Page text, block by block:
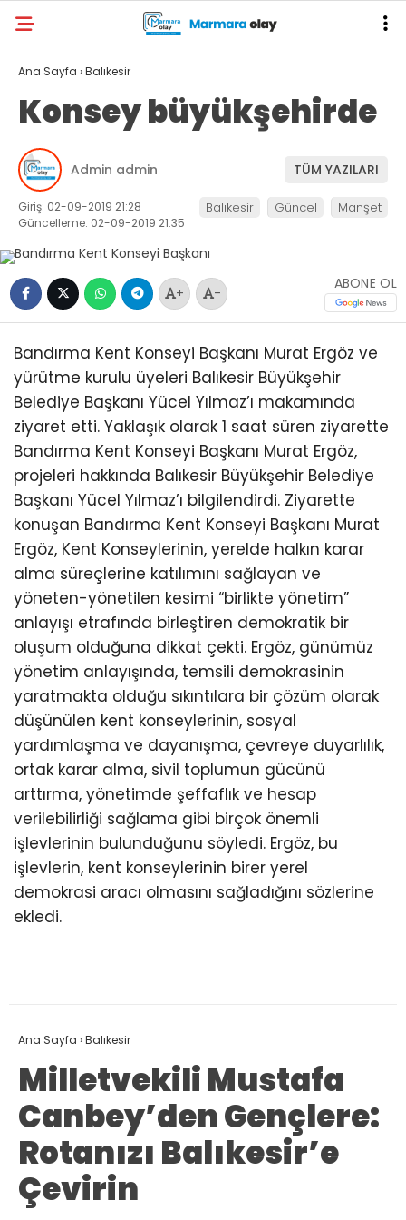
Ana Sayfa ›Balıkesir
Konsey büyükşehirde
Admin admin TÜM YAZILARI
Giriş: 02-09-2019 21:28
Güncelleme: 02-09-2019 21:35
Balıkesir Güncel Manşet
+ -
ABONE OL
Bandırma Kent Konseyi Başkanı Murat Ergöz ve
yürütme kurulu üyeleri Balıkesir Büyükşehir
Belediye Başkanı Yücel Yılmaz’ı makamında
ziyaret etti. Yaklaşık olarak 1 saat süren ziyarette
Bandırma Kent Konseyi Başkanı Murat Ergöz,
projeleri hakkında Balıkesir Büyükşehir Belediye
Başkanı Yücel Yılmaz’ı bilgilendirdi. Ziyarette
konuşan Bandırma Kent Konseyi Başkanı Murat
Ergöz, Kent Konseylerinin, yerelde halkın karar
alma süreçlerine katılımını sağlayan ve
yöneten-yönetilen kesimi “birlikte yönetim”
anlayışı etrafında birleştiren demokratik bir
oluşum olduğuna dikkat çekti. Ergöz, günümüz
yönetim anlayışında, temsili demokrasinin
yaratmakta olduğu sıkıntılara bir çözüm olarak
düşünülen kent konseylerinin, sosyal
yardımlaşma ve dayanışma, çevreye duyarlılık,
ortak karar alma, sivil toplumun gücünü
arttırma, yönetimde şeffaflık ve hesap
verilebilirliği sağlama gibi birçok önemli
işlevlerinin bulunduğunu söyledi. Ergöz, bu
işlevlerin, kent konseylerinin birer yerel
demokrasi aracı olmasını sağladığını sözlerine
ekledi.
Ana Sayfa ›Balıkesir
Milletvekili Mustafa
Canbey’den Gençlere:
Rotanızı Balıkesir’e
Çevirin